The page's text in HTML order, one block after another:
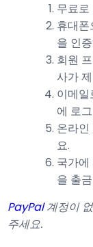
무료
휴대
을 인
회원
사가
이메
에 로
온라
요.
국가
을 출
PayPal계정이
주세요.